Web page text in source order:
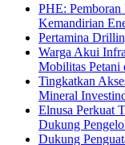
PHE:
Kemandirian
Pertamina
Warga Akui
Mobilitas Petani
Tingkatkan
Mineral
Elnusa Perkuat
Dukung
Dukung